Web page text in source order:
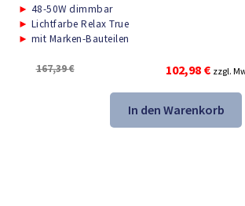
► 48-50W dimmbar
► Lichtfarbe Relax True
► mit Marken-Bauteilen
167,39€
Ursprünglicher
Preis
war:
167,39 €
102,98 €
Preis
ist:
102,98
zzgl.
In den Warenkorb